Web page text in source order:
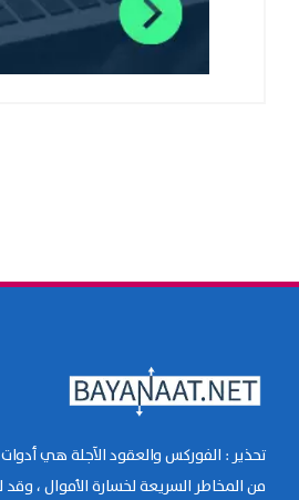
تحذير : الفوركس والعقود الآجلة هي
من المخاطر السريعة لخسارة الأموال ،